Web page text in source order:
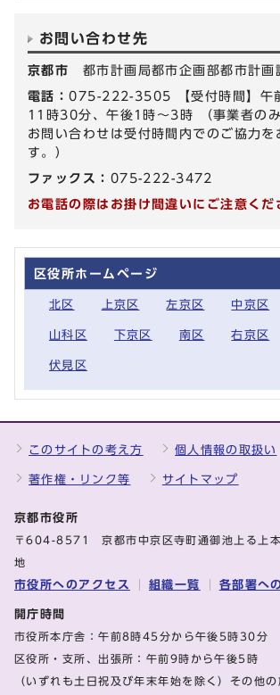
お問い合わせ先
京都市 都市計画局都市企画部都市計画
電話：075-222-3505 【受付時間】午
11時30分、午後1時～3時 （事業者の
お問い合わせは受付時間内でのご協力を
す。）
ファックス： 075-222-3472
お電話の際はお掛け間違いにご注意くだ
区役所ホームページ
北区 上京区 左京区 中京区
山科区 下京区 南区 右京区
伏見区
このサイトの考え方 個人情報の取扱い
著作権・リンク等 サイトマップ
京都市役所
〒604-8571 京都市中京区寺町通御池上る上
地
市役所へのアクセス 組織一覧 各部署へ
開庁時間
市役所本庁舎：午前8時45分から午後5時30分
区役所・支所、出張所：午前9時から午後5時
（いずれも土日祝及び年末年始を除く）その他の